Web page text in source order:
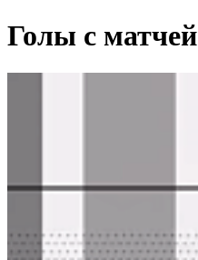
Голы с матчей